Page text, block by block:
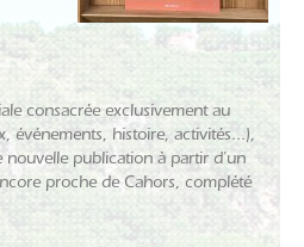
consacrée exclusivement au
événements, histoire, activités...),
publication à partir d’un
proche de Cahors, complété